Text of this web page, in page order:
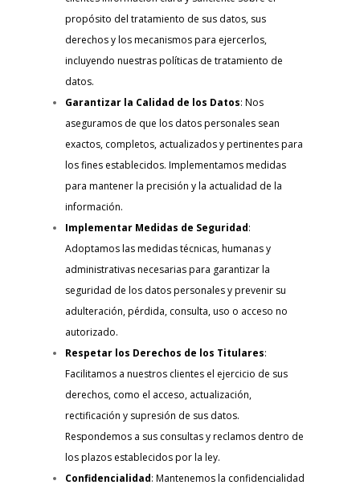
propósito del tratamiento de sus datos, sus
derechos y los mecanismos para ejercerlos,
incluyendo nuestras políticas de tratamiento de
datos.
Garantizar la Calidad de los Datos: Nos
aseguramos de que los datos personales sean
exactos, completos, actualizados y pertinentes para
los fines establecidos. Implementamos medidas
para mantener la precisión y la actualidad de la
información.
Implementar Medidas de Seguridad:
Adoptamos las medidas técnicas, humanas y
administrativas necesarias para garantizar la
seguridad de los datos personales y prevenir su
adulteración, pérdida, consulta, uso o acceso no
autorizado.
Respetar los Derechos de los Titulares:
Facilitamos a nuestros clientes el ejercicio de sus
derechos, como el acceso, actualización,
rectificación y supresión de sus datos.
Respondemos a sus consultas y reclamos dentro de
los plazos establecidos por la ley.
Confidencialidad: Mantenemos la confidencialidad